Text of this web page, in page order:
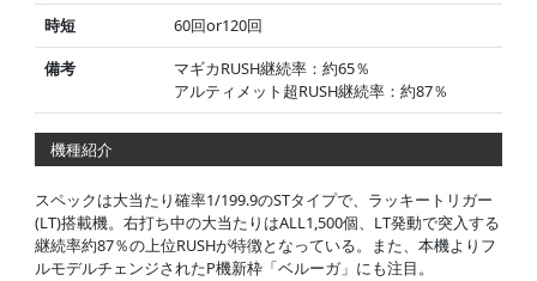
時短
60回or120回
備考
マギカRUSH継続率：約65％
アルティメット超RUSH継続率：約87％
機種紹介
スペックは大当たり確率1/199.9のSTタイプで、ラッキートリガー
(LT)搭載機。右打ち中の大当たりはALL1,500個、LT発動で突入する
継続率約87％の上位RUSHが特徴となっている。また、本機よりフ
ルモデルチェンジされたP機新枠「ベルーガ」にも注目。